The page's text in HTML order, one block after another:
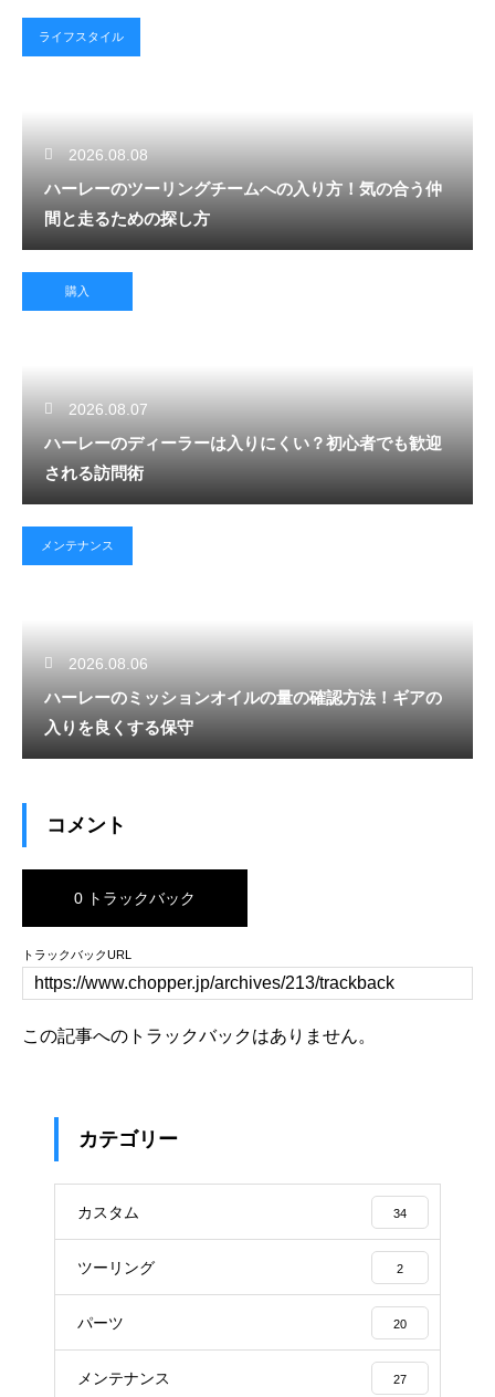
ライフスタイル
2026.08.08
ハーレーのツーリングチームへの入り方！気の合う仲
間と走るための探し方
購入
2026.08.07
ハーレーのディーラーは入りにくい？初心者でも歓迎
される訪問術
メンテナンス
2026.08.06
ハーレーのミッションオイルの量の確認方法！ギアの
入りを良くする保守
コメント
0 トラックバック
トラックバックURL
この記事へのトラックバックはありません。
カテゴリー
カスタム 34
ツーリング 2
パーツ 20
メンテナンス 27